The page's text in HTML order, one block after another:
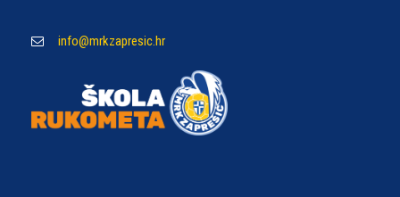
info@mrkzapresic.hr